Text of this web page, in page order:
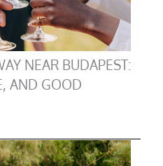
NEAR BUDAPEST:
AND GOOD